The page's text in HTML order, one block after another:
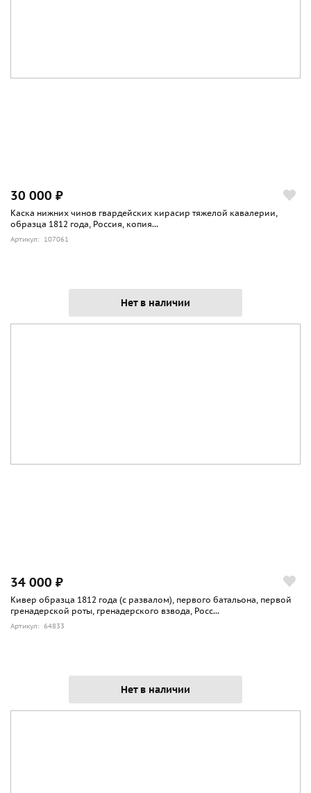
30 000 ₽
Каска нижних чинов гвардейских кирасир тяжелой кавалерии,
образца 1812 года, Россия, копия...
Артикул: 107061
Нет в наличии
34 000 ₽
Кивер образца 1812 года (с развалом), первого батальона, первой
гренадерской роты, гренадерского взвода, Росс...
Артикул: 64833
Нет в наличии